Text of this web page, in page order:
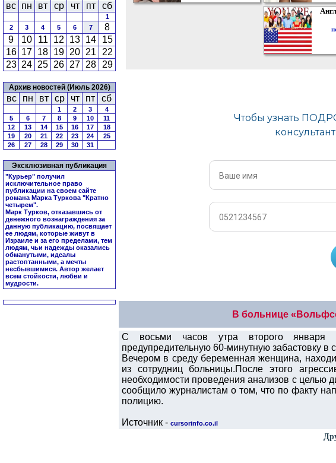
вс пн вт ср чт пт сб
1
2
3 4 5 6 7
8
9
10 11 12 13 14
15
16 17 18 19 20 21
22
23 24 25 26 27 28 29
Архив новостей (Июль 2026)
вс пн вт ср чт пт сб
1 2 3
4
5
6 7 8 9 10
11
12
13 14 15 16 17
18
19
20 21 22 23 24
25
26
27 28 29 30 31
Эксклюзивная публикация
"Курьер" получил
исключительное право
публикации на своем сайте
романа Марка Туркова "Кратно
четырем".
Марк Турков, отказавшись от
денежного вознаграждения за
данную публикацию, посвящает
ее людям, которые живут в
Израиле и за его пределами, тем
людям, чьи надежды оказались
обманутыми, идеалы
растоптанными, а мечты
несбывшимися. Автор желает
всем стойкости, любви и
мудрости.
В больнице
С восьми часов утра второго января
предупредительную 60-минутную забастовку в
Вечером в среду беременная женщина,
из сотрудниц больницы.После этого
необходимости проведения анализов с целью
сообщило журналистам о том, что по факту
полицию.
Источник - cursorinfo.co.il